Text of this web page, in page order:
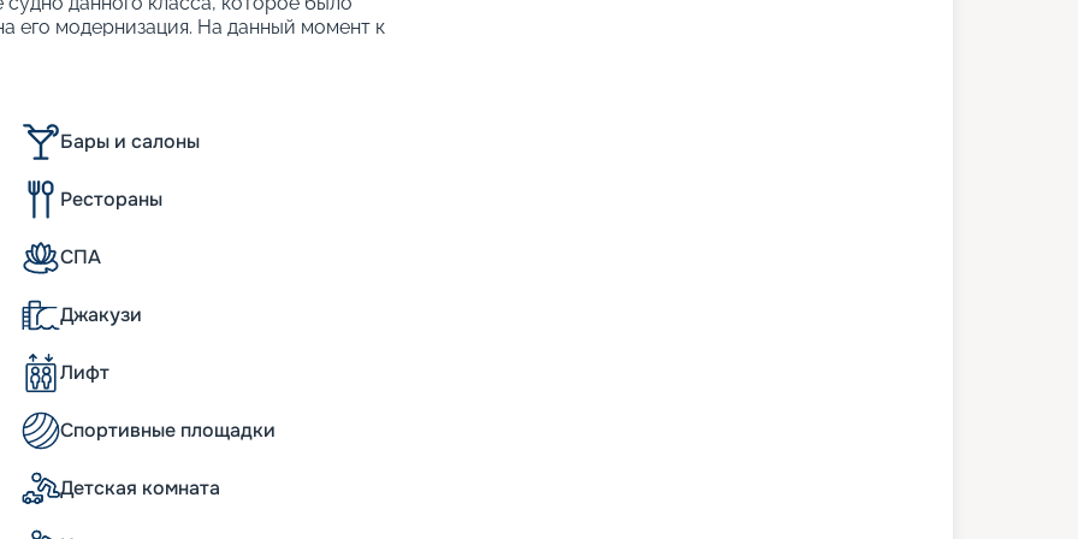
его модернизация. На данный момент к
палубного корабля – 4 905 человек.
of the Seas размерами мало
– 348 м, а ширина – 41 метр. Корабль
развивать крейсерскую
каюту, придется тщательно
более 2 000 жилых помещений
на пяти палубах. К популярным
или виртуальным балконом,
на судне могут разместиться
Бары и салоны
Рестораны
СПА
Джакузи
Лифт
Спортивные площадки
Детская комната